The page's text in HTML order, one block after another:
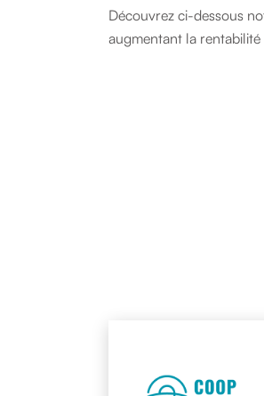
Découvrez ci-dessous
augmentant la